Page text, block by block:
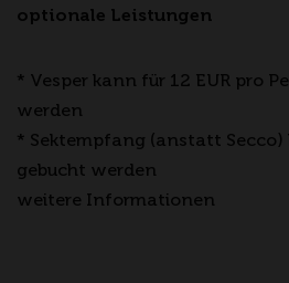
optionale Leistungen
* Vesper kann für 12 EUR pro
werden
* Sektempfang (anstatt Secco)
gebucht werden
weitere Informationen